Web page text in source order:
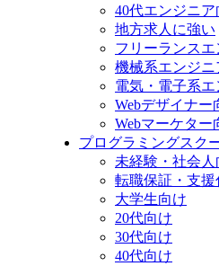
40代エンジニア
地方求人に強い
フリーランス
機械系エンジニ
電気・電子系
Webデザイナー
Webマーケター
プログラミングスク
未経験・社会人
転職保証・支援
大学生向け
20代向け
30代向け
40代向け